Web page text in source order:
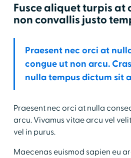
Fusce aliquet turpis at
non convallis justo
Praesent nec orci at
congue ut non arcu.
nulla tempus dictum sit
Praesent nec orci at nulla
arcu. Vivamus vitae arcu vel
vel in purus.
Maecenas euismod sapien eu